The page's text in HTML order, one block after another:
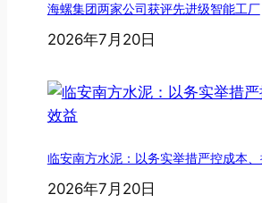
海螺集团两家公司获评先进级智能工厂
2026年7月20日
临安南方水泥：以务实举措严控成本
2026年7月20日